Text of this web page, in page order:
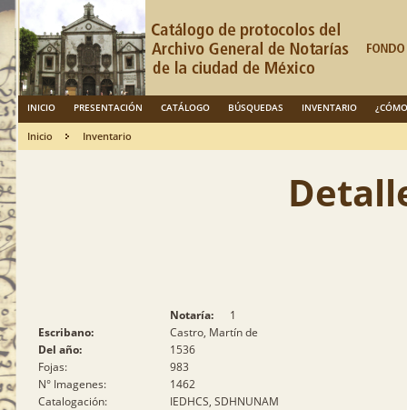
INICIO PRESENTACIÓN CATÁLOGO BÚSQUEDAS INVENTARIO
Inicio Inventario
Notaría:
1
Escribano:
Castro, Martín de
Del año:
1536
Fojas:
983
N° Imagenes:
1462
Catalogación:
IEDHCS, SDHNUNAM